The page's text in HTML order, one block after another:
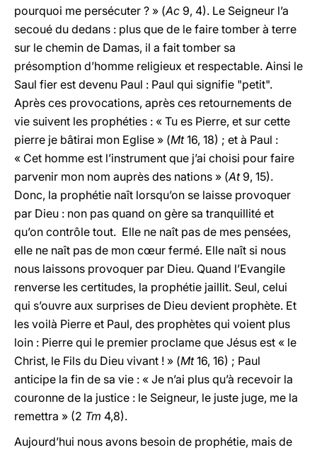
pourquoi me persécuter ? » (Ac 9, 4). Le Seigneur l’a
secoué du dedans : plus que de le faire tomber à terre
sur le chemin de Damas, il a fait tomber sa
présomption d’homme religieux et respectable. Ainsi le
Saul fier est devenu Paul : Paul qui signifie "petit".
Après ces provocations, après ces retournements de
vie suivent les prophéties : « Tu es Pierre, et sur cette
pierre je bâtirai mon Eglise » (Mt16, 18) ; et à Paul :
« Cet homme est l’instrument que j’ai choisi pour faire
parvenir mon nom auprès des nations » (At9, 15).
Donc, la prophétie naît lorsqu’on se laisse provoquer
par Dieu : non pas quand on gère sa tranquillité et
qu’on contrôle tout. Elle ne naît pas de mes pensées,
elle ne naît pas de mon cœur fermé. Elle naît si nous
nous laissons provoquer par Dieu. Quand l’Evangile
renverse les certitudes, la prophétie jaillit. Seul, celui
qui s’ouvre aux surprises de Dieu devient prophète. Et
les voilà Pierre et Paul, des prophètes qui voient plus
loin : Pierre qui le premier proclame que Jésus est « le
Christ, le Fils du Dieu vivant ! » (Mt16, 16) ; Paul
anticipe la fin de sa vie : « Je n’ai plus qu’à recevoir la
couronne de la justice : le Seigneur, le juste juge, me la
remettra » (2 Tm 4,8).
Aujourd’hui nous avons besoin de prophétie, mais de